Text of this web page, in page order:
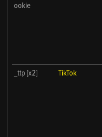
ookie
_ttp [x2] TikTok